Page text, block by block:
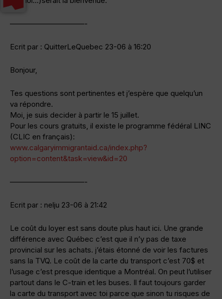
——————————-
Ecrit par : QuitterLeQuebec 23-06 à 16:20
Bonjour,
Tes questions sont pertinentes et j’espère que quelqu’un
va répondre.
Moi, je suis decider à partir le 15 juillet.
Pour les cours gratuits, il existe le programme fédéral LINC
(CLIC en français):
www.calgaryimmigrantaid.ca/index.php?
option=content&task=view&id=20
——————————-
Ecrit par : nelju 23-06 à 21:42
Le coût du loyer est sans doute plus haut ici. Une grande
différence avec Québec c’est que il n’y pas de taxe
provincial sur les achats. j’étais étonné de voir les factures
sans la TVQ. Le coût de la carte du transport c’est 70$ et
l’usage c’est presque identique a Montréal. On peut l’utiliser
partout dans le C-train et les buses. Il faut toujours garder
la carte du transport avec toi parce que sinon tu risques de